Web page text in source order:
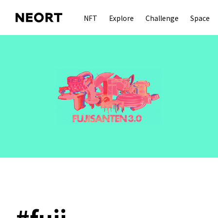
NFT Explore Challenge Space